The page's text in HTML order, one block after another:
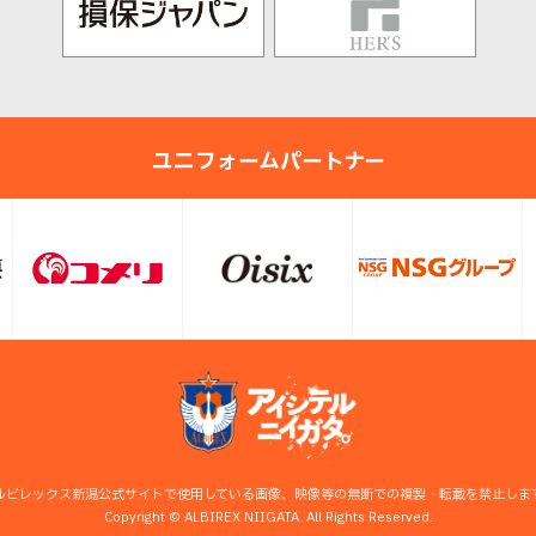
ユニフォームパートナー
ビレックス新潟公式サイトで使用している画像、映像等の無断での複製・転載を禁止しま
Copyright © ALBIREX NIIGATA. All Rights Reserved.